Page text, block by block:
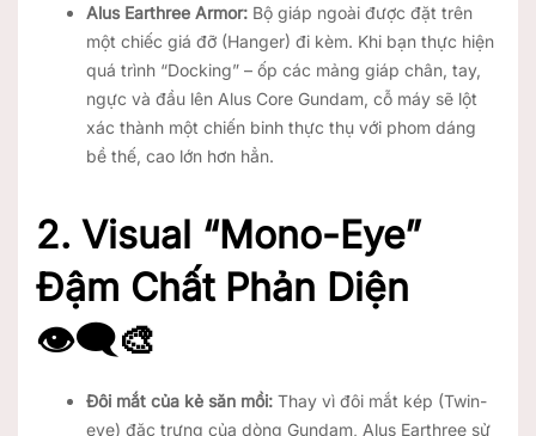
Alus Earthree Armor: Bộ giáp ngoài được đặt trên
một chiếc giá đỡ (Hanger) đi kèm. Khi bạn thực hiện
quá trình “Docking” – ốp các mảng giáp chân, tay,
ngực và đầu lên Alus Core Gundam, cỗ máy sẽ lột
xác thành một chiến binh thực thụ với phom dáng
bề thế, cao lớn hơn hẳn.
2. Visual “Mono-Eye”
Đậm Chất Phản Diện
👁️‍🗨️🎨
Đôi mắt của kẻ săn mồi: Thay vì đôi mắt kép (Twin-
eye) đặc trưng của dòng Gundam, Alus Earthree sử